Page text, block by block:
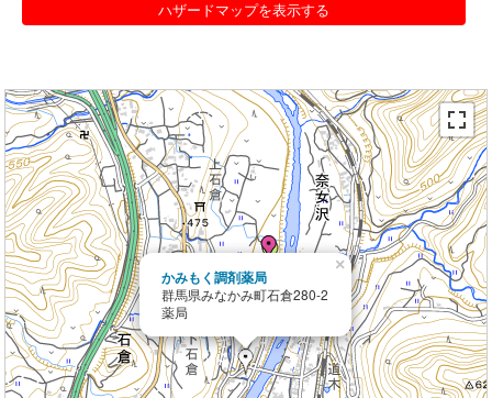
ハザードマップを表示する
かみもく調剤薬局
群馬県みなかみ町石倉280-2
薬局
×